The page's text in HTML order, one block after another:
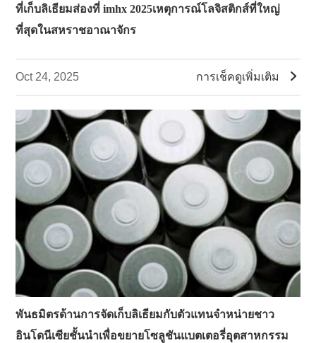
ที่เก็บลิเธียมส่องที่ imhx 2025เหตุการณ์โลจิสติกส์ที่ใหญ่
ที่สุดในสหราชอาณาจักร
Oct 24, 2025 การเช็คดูเพิ่มเติม 
พันธมิตรด้านการจัดเก็บลิเธียมกับตัวแทนจำหน่ายชาว
อินโดนีเซียชั้นนำเพื่อขยายโซลูชันแบตเตอรี่อุตสาหกรรม